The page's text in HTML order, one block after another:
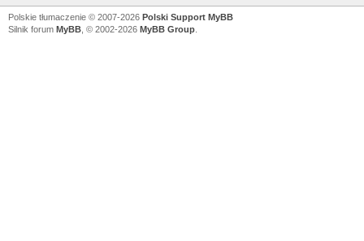
Polskie tłumaczenie © 2007-2026 Polski Support MyBB
Silnik forum MyBB , © 2002-2026 MyBB Group